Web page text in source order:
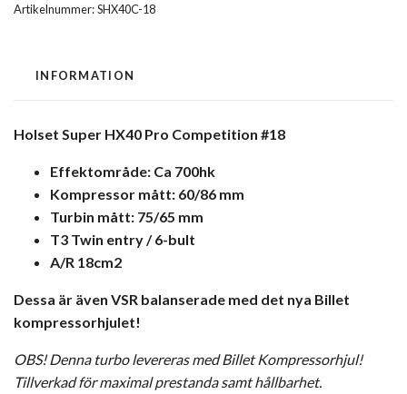
Artikelnummer:SHX40C-18
INFORMATION
Holset Super HX40 Pro Competition #18
Effektområde: Ca 700hk
Kompressor mått: 60/86 mm
Turbin mått: 75/65 mm
T3 Twin entry / 6-bult
A/R 18cm2
Dessa är även VSR balanserade med det nya Billet
kompressorhjulet!
OBS! Denna turbo levereras med Billet Kompressorhjul!
Tillverkad för maximal prestanda samt hållbarhet.